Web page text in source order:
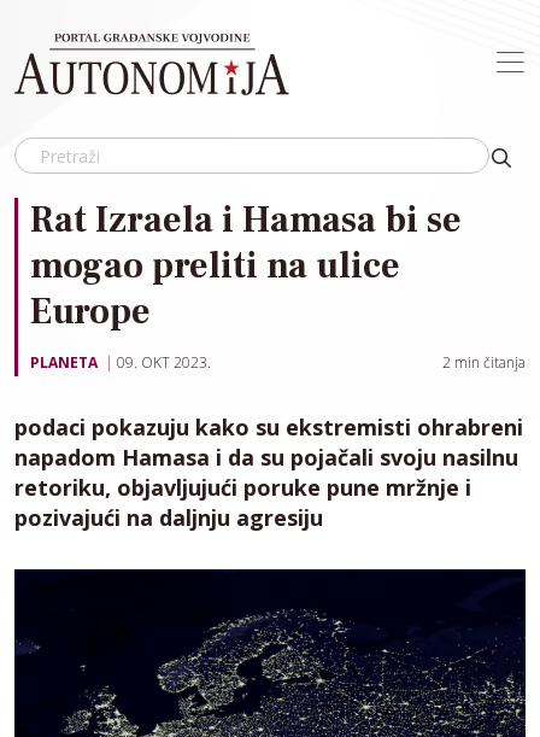
Rat Izraela i Hamasa bi se
mogao preliti na ulice
Europe
PLANETA 09. OKT 2023. 2 min čitanja
podaci pokazuju kako su ekstremisti ohrabreni
napadom Hamasa i da su pojačali svoju nasilnu
retoriku, objavljujući poruke pune mržnje i
pozivajući na daljnju agresiju